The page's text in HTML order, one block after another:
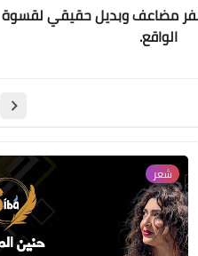
مضاعف وبديل حقيقي لقسوة
الواقع.
شعر